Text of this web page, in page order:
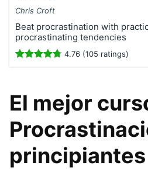
Chris Croft
Beat procrastination with
procrastinating tendencies
4.76 (105 ratings)
El mejor